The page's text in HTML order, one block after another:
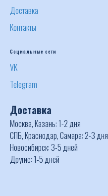
Доставка
Контакты
Социальные сети
VK
Telegram
Доставка
Москва, Казань: 1-2 дня
СПБ, Краснодар, Самара: 2-3 дня
Новосибирск: 3-5 дней
Другие: 1-5 дней